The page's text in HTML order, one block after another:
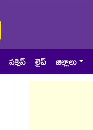
సక్సెస్ లైఫ్ జిల్లాలు